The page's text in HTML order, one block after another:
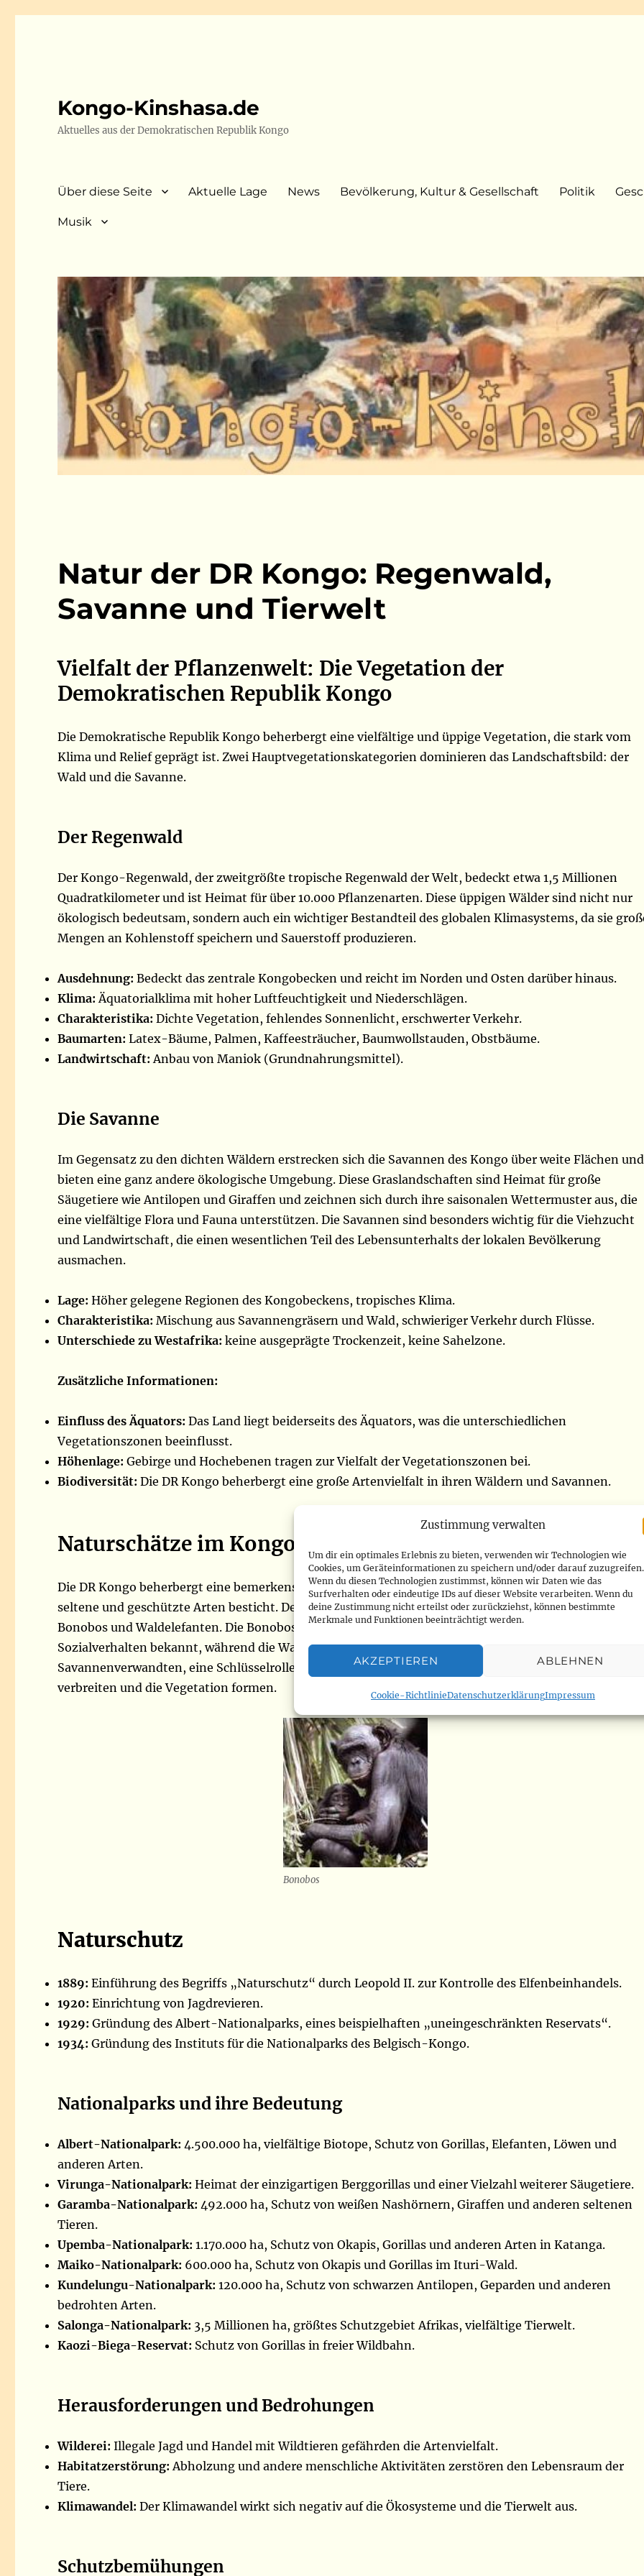
Zustimmung verwalten
Um dir ein optimales Erlebnis zu bieten, verwenden wir Technologien wie
Cookies, um Geräteinformationen zu speichern und/oder darauf zuzugreifen.
Wenn du diesen Technologien zustimmst, können wir Daten wie das
Surfverhalten oder eindeutige IDs auf dieser Website verarbeiten. Wenn du
deine Zustimmung nicht erteilst oder zurückziehst, können bestimmte
Merkmale und Funktionen beeinträchtigt werden.
AKZEPTIEREN ABLEHNEN
Cookie-RichtlinieDatenschutzerklärungImpressum
Kongo-Kinshasa.de
Aktuelles aus der Demokratischen Republik Kongo
Über diese Seite Aktuelle Lage News Bevölkerung, Kultur & Gesellschaft Politik
Musik
Natur der DR Kongo: Regenwald,
Savanne und Tierwelt
Vielfalt der Pflanzenwelt: Die Vegetation der
Demokratischen Republik Kongo
Die Demokratische Republik Kongo beherbergt eine vielfältige und üppige Vegetation, die stark vom
Klima und Relief geprägt ist. Zwei Hauptvegetationskategorien dominieren das Landschaftsbild: der
Wald und die Savanne.
Der Regenwald
Der Kongo-Regenwald, der zweitgrößte tropische Regenwald der Welt, bedeckt etwa 1,5 Millionen
Quadratkilometer und ist Heimat für über 10.000 Pflanzenarten. Diese üppigen Wälder sind nicht nur
ökologisch bedeutsam, sondern auch ein wichtiger Bestandteil des globalen Klimasystems, da sie
Mengen an Kohlenstoff speichern und Sauerstoff produzieren.
Ausdehnung: Bedeckt das zentrale Kongobecken und reicht im Norden und Osten darüber hinaus.
Klima: Äquatorialklima mit hoher Luftfeuchtigkeit und Niederschlägen.
Charakteristika: Dichte Vegetation, fehlendes Sonnenlicht, erschwerter Verkehr.
Baumarten: Latex-Bäume, Palmen, Kaffeesträucher, Baumwollstauden, Obstbäume.
Landwirtschaft: Anbau von Maniok (Grundnahrungsmittel).
Die Savanne
Im Gegensatz zu den dichten Wäldern erstrecken sich die Savannen des Kongo über weite Flächen und
bieten eine ganz andere ökologische Umgebung. Diese Graslandschaften sind Heimat für große
Säugetiere wie Antilopen und Giraffen und zeichnen sich durch ihre saisonalen Wettermuster aus, die
eine vielfältige Flora und Fauna unterstützen. Die Savannen sind besonders wichtig für die Viehzucht
und Landwirtschaft, die einen wesentlichen Teil des Lebensunterhalts der lokalen Bevölkerung
ausmachen.
Lage: Höher gelegene Regionen des Kongobeckens, tropisches Klima.
Charakteristika: Mischung aus Savannengräsern und Wald, schwieriger Verkehr durch Flüsse.
Unterschiede zu Westafrika: keine ausgeprägte Trockenzeit, keine Sahelzone.
Zusätzliche Informationen:
Einfluss des Äquators: Das Land liegt beiderseits des Äquators, was die unterschiedlichen
Vegetationszonen beeinflusst.
Höhenlage: Gebirge und Hochebenen tragen zur Vielfalt der Vegetationszonen bei.
Biodiversität: Die DR Kongo beherbergt eine große Artenvielfalt in ihren Wäldern und Savannen.
Naturschätze im Kongo: Ein Paradies für die Tierwelt
Die DR Kongo beherbergt eine bemerkenswert vielfältige und reiche Tierwelt, die durch zahlreiche
seltene und geschützte Arten besticht. Der Kongo-Regenwald beheimatet gefährdete Spezies wie
Bonobos und Waldelefanten. Die Bonobos, die nur in dieser Region vorkommen, sind für ihr friedliches
Sozialverhalten bekannt, während die Waldelefanten, kleiner und scheuer als ihre
Savannenverwandten, eine Schlüsselrolle im Ökosystem des Waldes spielen, indem sie Samen
verbreiten und die Vegetation formen.
Bonobos
Naturschutz
1889: Einführung des Begriffs „Naturschutz“ durch Leopold II. zur Kontrolle des Elfenbeinhandels.
1920: Einrichtung von Jagdrevieren.
1929: Gründung des Albert-Nationalparks, eines beispielhaften „uneingeschränkten Reservats“.
1934: Gründung des Instituts für die Nationalparks des Belgisch-Kongo.
Nationalparks und ihre Bedeutung
Albert-Nationalpark: 4.500.000 ha, vielfältige Biotope, Schutz von Gorillas, Elefanten, Löwen und
anderen Arten.
Virunga-Nationalpark: Heimat der einzigartigen Berggorillas und einer Vielzahl weiterer Säugetiere.
Garamba-Nationalpark: 492.000 ha, Schutz von weißen Nashörnern, Giraffen und anderen seltenen
Tieren.
Upemba-Nationalpark: 1.170.000 ha, Schutz von Okapis, Gorillas und anderen Arten in Katanga.
Maiko-Nationalpark: 600.000 ha, Schutz von Okapis und Gorillas im Ituri-Wald.
Kundelungu-Nationalpark: 120.000 ha, Schutz von schwarzen Antilopen, Geparden und anderen
bedrohten Arten.
Salonga-Nationalpark: 3,5 Millionen ha, größtes Schutzgebiet Afrikas, vielfältige Tierwelt.
Kaozi-Biega-Reservat: Schutz von Gorillas in freier Wildbahn.
Herausforderungen und Bedrohungen
Wilderei: Illegale Jagd und Handel mit Wildtieren gefährden die Artenvielfalt.
Habitatzerstörung: Abholzung und andere menschliche Aktivitäten zerstören den Lebensraum der
Tiere.
Klimawandel: Der Klimawandel wirkt sich negativ auf die Ökosysteme und die Tierwelt aus.
Schutzbemühungen